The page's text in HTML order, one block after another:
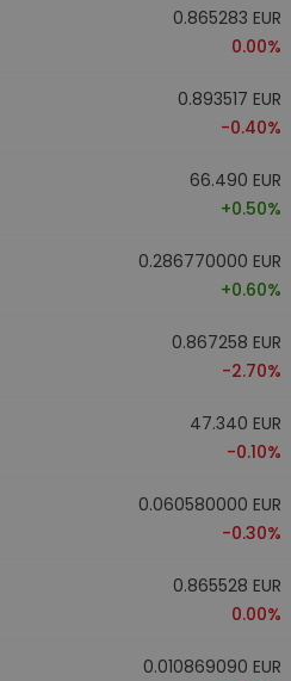
0.865283 EUR
0.00%
0.893517 EUR
-0.40%
66.490 EUR
+0.50%
0.286770000 EUR
+0.60%
0.867258 EUR
-2.70%
47.340 EUR
-0.10%
0.060580000 EUR
-0.30%
0.865528 EUR
0.00%
0.010869090 EUR